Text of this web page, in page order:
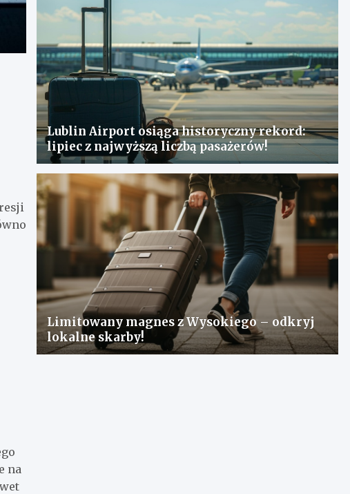
na
Lublin Airport osiąga historyczny rekord:
lipiec z najwyższą liczbą pasażerów!
Limitowany magnes z Wysokiego – odkryj
lokalne skarby!